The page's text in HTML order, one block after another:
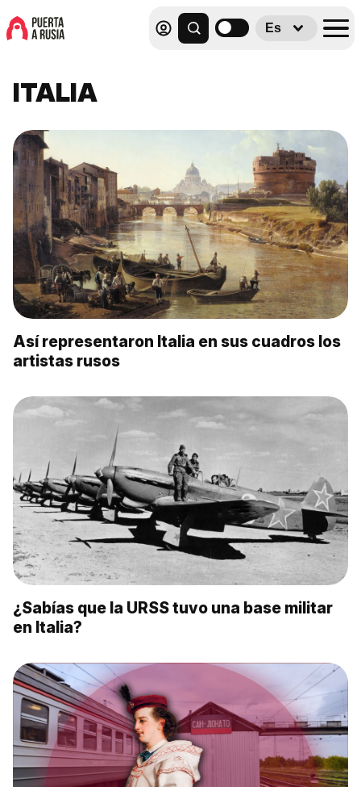
Es
ITALIA
Así representaron Italia en sus cuadros los
artistas rusos
¿Sabías que la URSS tuvo una base militar
en Italia?